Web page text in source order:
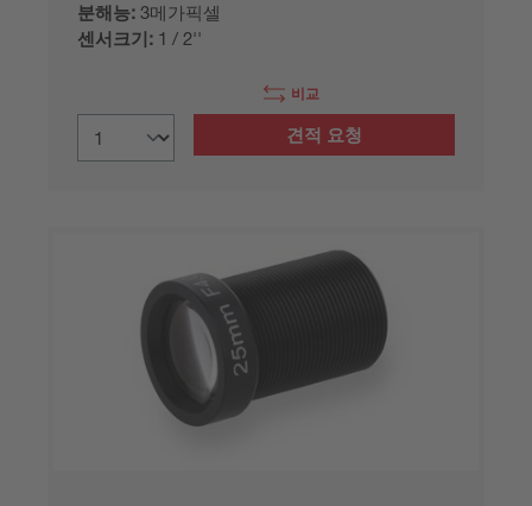
분해능: 3메가픽셀
센서크기: 1 / 2''
비교
견적 요청